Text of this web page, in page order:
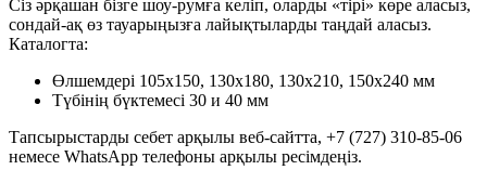
Сіз әрқашан бізге шоу-румға келіп, оларды «тірі» көре аласыз,
сондай-ақ өз тауарыңызға лайықтыларды таңдай аласыз.
Каталогта:
Өлшемдері 105x150, 130x180, 130x210, 150x240 мм
Түбінің бүктемесі 30 и 40 мм
Тапсырыстарды себет арқылы веб-сайтта, +7 (727) 310-85-06
немесе WhatsApp телефоны арқылы ресімдеңіз.